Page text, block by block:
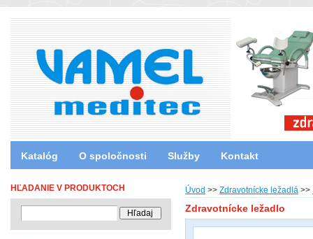
Katalóg O spoločnosti Služby Kontakt
Úvod >> Zdravotnícke ležadlá >>
Zdravotnícke ležadlo
HĽADANIE V PRODUKTOCH